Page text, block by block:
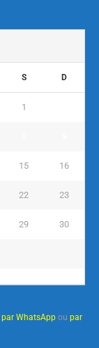
S D
1
15 16
22 23
29 30
par WhatsAppou par